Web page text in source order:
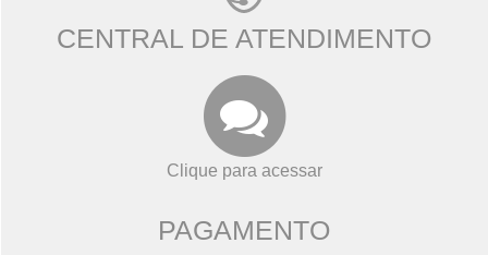
CENTRAL DE ATENDIMENTO
Clique para acessar
PAGAMENTO